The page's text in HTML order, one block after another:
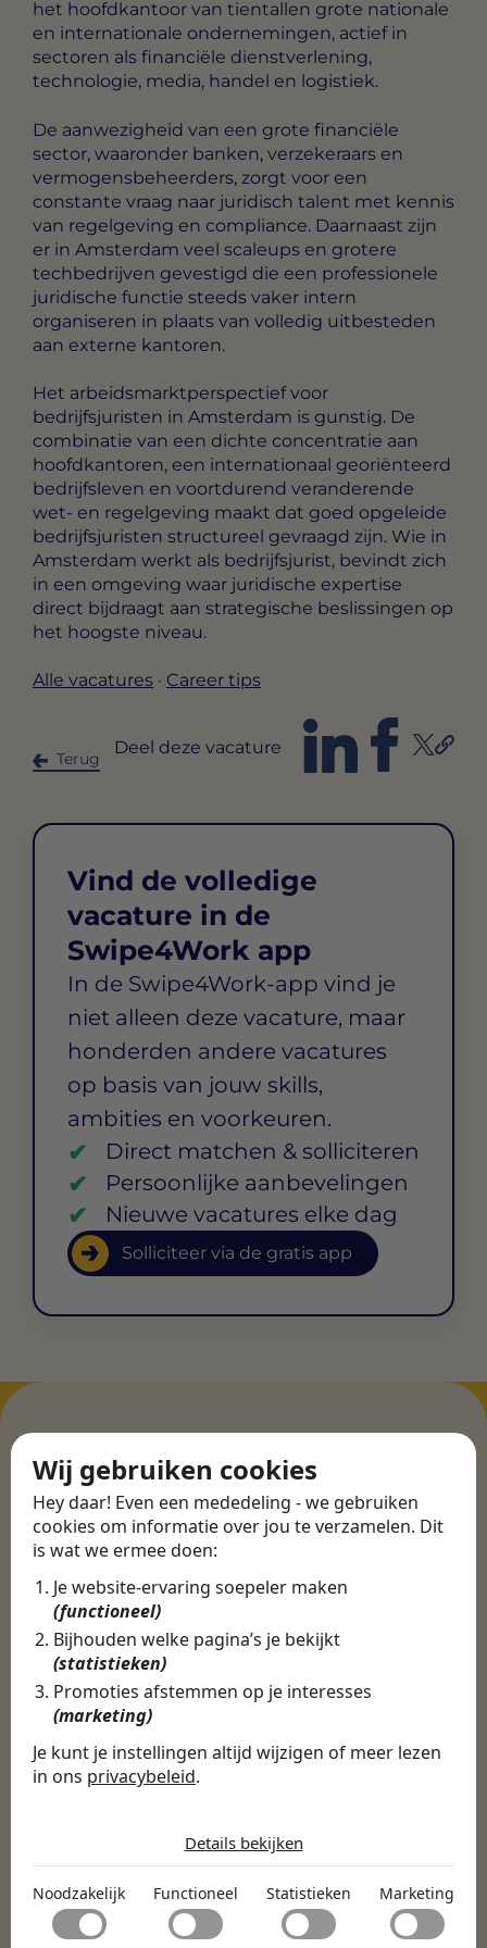
Wij gebruiken cookies
Hey daar! Even een mededeling - we gebruiken
cookies om informatie over jou te verzamelen. Dit
is wat we ermee doen:
Je website-ervaring soepeler maken
(functioneel)
Bijhouden welke pagina’s je bekijkt
(statistieken)
Promoties afstemmen op je interesses
(marketing)
Je kunt je instellingen altijd wijzigen of meer lezen
in ons privacybeleid.
Noodzakelijk
Noodzakelijke cookies helpen een website bruikbaar te
maken door basisfuncties zoals paginanavigatie en
Functioneel
Details bekijken
Noodzakelijk Functioneel Statistieken Marketing
het hoofdkantoor van tientallen grote nationale
en internationale ondernemingen, actief in
sectoren als financiële dienstverlening,
technologie, media, handel en logistiek.
De aanwezigheid van een grote financiële
sector, waaronder banken, verzekeraars en
vermogensbeheerders, zorgt voor een
constante vraag naar juridisch talent met kennis
van regelgeving en compliance. Daarnaast zijn
er in Amsterdam veel scaleups en grotere
techbedrijven gevestigd die een professionele
juridische functie steeds vaker intern
organiseren in plaats van volledig uitbesteden
aan externe kantoren.
Het arbeidsmarktperspectief voor
bedrijfsjuristen in Amsterdam is gunstig. De
combinatie van een dichte concentratie aan
hoofdkantoren, een internationaal georiënteerd
bedrijfsleven en voortdurend veranderende
wet- en regelgeving maakt dat goed opgeleide
bedrijfsjuristen structureel gevraagd zijn. Wie in
Amsterdam werkt als bedrijfsjurist, bevindt zich
in een omgeving waar juridische expertise
direct bijdraagt aan strategische beslissingen op
het hoogste niveau.
Alle vacatures · Career tips
Terug
Deel deze vacature
Vind de volledige
vacature in de
Swipe4Work app
In de Swipe4Work-app vind je
niet alleen deze vacature, maar
honderden andere vacatures
op basis van jouw skills,
ambities en voorkeuren.
Direct matchen & solliciteren
Persoonlijke aanbevelingen
Nieuwe vacatures elke dag
Solliciteer via de gratis app
ERVARINGEN
Martijn vond een
nieuwe baan bij
CBEE
Door Swipe4Work heb ik op een hele
makkelijke, laagdrempelige manier eigenlijk
een hele leuke nieuwe baan gevonden. Met heel
veel nieuwe uitdagingen!
Martijn